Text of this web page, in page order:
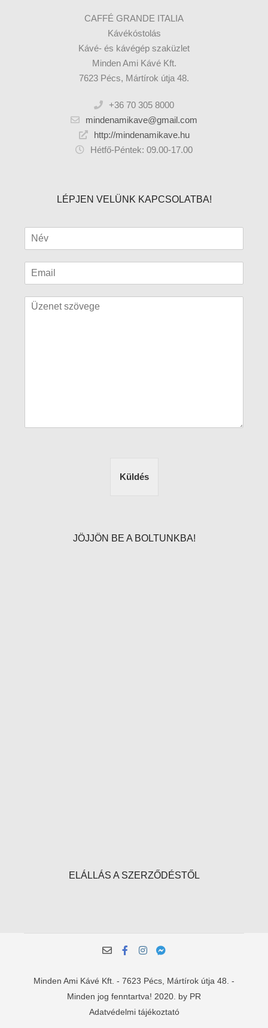
CAFFÉ GRANDE ITALIA
Kávékóstolás
Kávé- és kávégép szaküzlet
Minden Ami Kávé Kft.
7623 Pécs, Mártírok útja 48.
+36 70 305 8000
mindenamikave@gmail.com
http://mindenamikave.hu
Hétfő-Péntek: 09.00-17.00
LÉPJEN VELÜNK KAPCSOLATBA!
Küldés
JÖJJÖN BE A BOLTUNKBA!
ELÁLLÁS A SZERZŐDÉSTŐL
Minden Ami Kávé Kft. - 7623 Pécs, Mártírok útja 48. -
Minden jog fenntartva! 2020. by PR
Adatvédelmi tájékoztató